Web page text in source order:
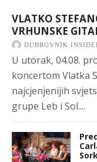
VLATKO
VRHUNSKE
DUBROVNIK
U utorak, 04.08.
koncertom Vlatka
najcjenjenijih
grupe Leb i Sol....